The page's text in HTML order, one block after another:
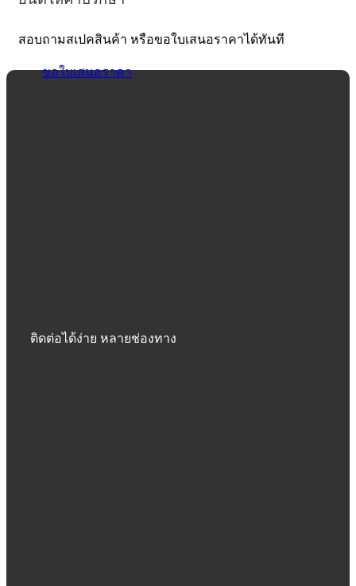
สอบถามสเปคสินค้า หรือขอใบเสนอราคาได้ทันที
ขอใบเสนอราคา
ติดต่อได้ง่าย หลายช่องทาง